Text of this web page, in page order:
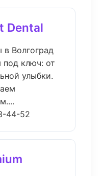
Dental
в Волгоград
под ключ: от
улыбки.
44-52